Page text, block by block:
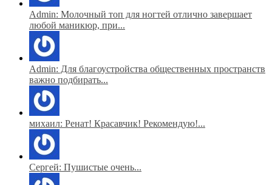
Admin: Молочный топ для ногтей отлично завершает
любой маникюр, при...
Admin: Для благоустройства общественных пространств
важно подбирать...
михаил: Ренат! Красавчик! Рекомендую!...
Сергей: Пушистые очень...